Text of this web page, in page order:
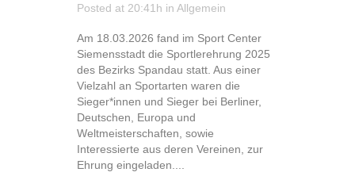
Posted at 20:41h in Allgemein
Am 18.03.2026 fand im Sport Center
Siemensstadt die Sportlerehrung 2025
des Bezirks Spandau statt. Aus einer
Vielzahl an Sportarten waren die
Sieger*innen und Sieger bei Berliner,
Deutschen, Europa und
Weltmeisterschaften, sowie
Interessierte aus deren Vereinen, zur
Ehrung eingeladen....